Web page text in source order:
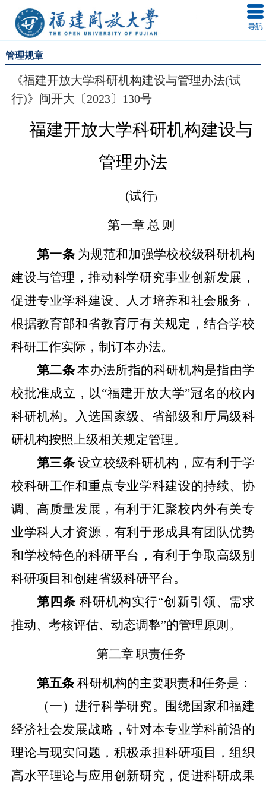
管理规章
《福建开放大学科研机构建设与管理办法(试
行)》闽开大〔2023〕130号
福建开放大学科研机构建设与
管理办法
(试行)
第一章 总 则
第一条 为规范和加强学校校级科研机构
建设与管理，推动科学研究事业创新发展，
促进专业学科建设、人才培养和社会服务，
根据教育部和省教育厅有关规定，结合学校
科研工作实际，制订本办法。
第二条本办法所指的科研机构是指由学
校批准成立，以“福建开放大学”冠名的校内
科研机构。入选国家级、省部级和厅局级科
研机构按照上级相关规定管理。
第三条 设立校级科研机构，应有利于学
校科研工作和重点专业学科建设的持续、协
调、高质量发展，有利于汇聚校内外有关专
业学科人才资源，有利于形成具有团队优势
和学校特色的科研平台，有利于争取高级别
科研项目和创建省级科研平台。
第四条 科研机构实行“创新引领、需求
推动、考核评估、动态调整”的管理原则。
第二章职责任务
第五条 科研机构的主要职责和任务是：
（一）进行科学研究。围绕国家和福建
经济社会发展战略，针对本专业学科前沿的
理论与现实问题，积极承担科研项目，组织
高水平理论与应用创新研究，促进科研成果